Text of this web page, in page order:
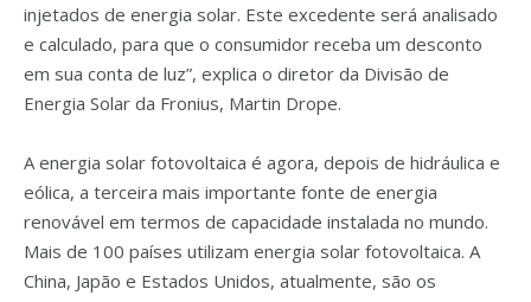
injetados de energia solar. Este excedente será analisado
e calculado, para que o consumidor receba um desconto
em sua conta de luz”, explica o diretor da Divisão de
Energia Solar da Fronius, Martin Drope.
A energia solar fotovoltaica é agora, depois de hidráulica e
eólica, a terceira mais importante fonte de energia
renovável em termos de capacidade instalada no mundo.
Mais de 100 países utilizam energia solar fotovoltaica. A
China, Japão e Estados Unidos, atualmente, são os